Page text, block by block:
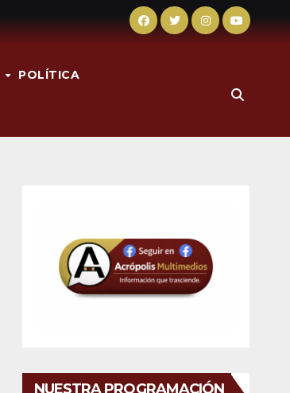
POLÍTICA
NUESTRA PROGRAMACIÓN